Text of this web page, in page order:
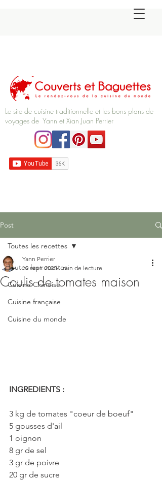
Le site de cuisine traditionnelle et les bons plans de
voyages de Yann et Xian Juan Perrier
Post
Toutes les recettes
Cuisine Chinoise
Cuisine française
Cuisine du monde
Toutes les recettes
Coulis de tomates maison
Yann Perrier
10 sept. 2020 1 min de lecture
INGREDIENTS :
3 kg de tomates "coeur de boeuf"
5 gousses d'ail
1 oignon
8 gr de sel
3 gr de poivre
20 gr de sucre